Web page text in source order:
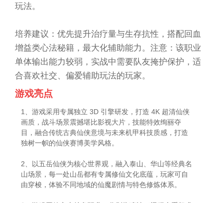
玩法。
培养建议：优先提升治疗量与生存抗性，搭配回血
增益类心法秘籍，最大化辅助能力。注意：该职业
单体输出能力较弱，实战中需要队友掩护保护，适
合喜欢社交、偏爱辅助玩法的玩家。
游戏亮点
1、游戏采用专属独立 3D 引擎研发，打造 4K 超清仙侠
画质，战斗场景震撼堪比影视大片，技能特效绚丽夺
目，融合传统古典仙侠意境与未来机甲科技质感，打造
独树一帜的仙侠赛博美学风格。
2、以五岳仙侠为核心世界观，融入泰山、华山等经典名
山场景，每一处山岳都有专属修仙文化底蕴，玩家可自
由穿梭，体验不同地域的仙魔剧情与特色修炼体系。